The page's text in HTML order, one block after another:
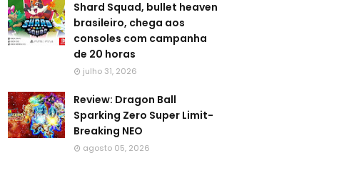
Shard Squad, bullet heaven
brasileiro, chega aos
consoles com campanha
de 20 horas
julho 31, 2026
Review: Dragon Ball
Sparking Zero Super Limit-
Breaking NEO
agosto 05, 2026